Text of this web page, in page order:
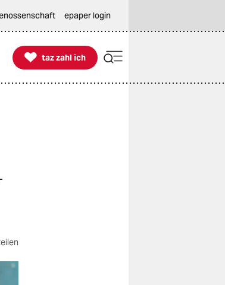
epaper login

taz zahl ich
taz zahl ich